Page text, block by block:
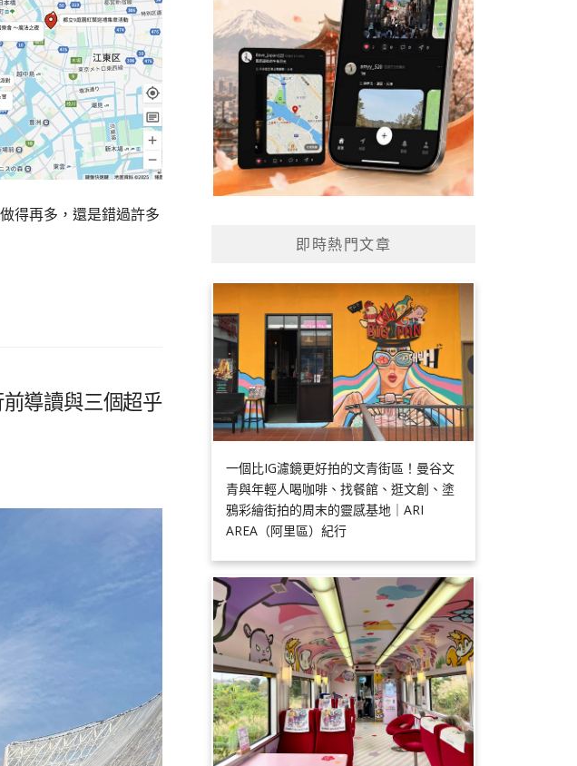
得再多，還是錯過許多
前導讀與三個超乎
即時熱門文章
一個比IG濾鏡更好拍的文青街區！曼谷文
青與年輕人喝咖啡、找餐館、逛文創、塗
鴉彩繪街拍的周末的靈感基地｜ARI
AREA（阿里區）紀行